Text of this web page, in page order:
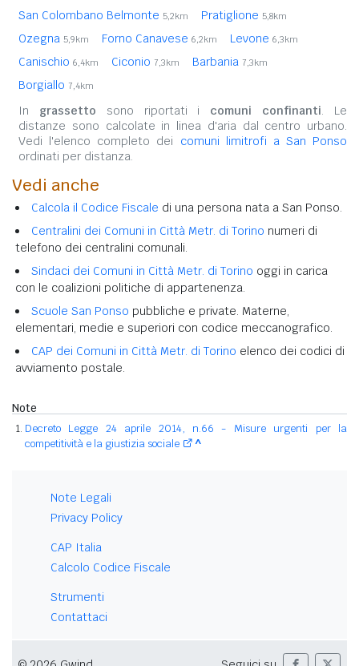
San Colombano Belmonte 5,2km Pratiglione 5,8km
Ozegna 5,9km Forno Canavese 6,2km Levone 6,3km
Canischio 6,4km Ciconio 7,3km Barbania 7,3km
Borgiallo 7,4km
In grassetto sono riportati i comuni confinanti. Le
distanze sono calcolate in linea d'aria dal centro urbano.
Vedi l'elenco completo dei comuni limitrofi a San Ponso
ordinati per distanza.
Vedi anche
Calcola il Codice Fiscale di una persona nata a San Ponso.
Centralini dei Comuni in Città Metr. di Torino numeri di
telefono dei centralini comunali.
Sindaci dei Comuni in Città Metr. di Torino oggi in carica
con le coalizioni politiche di appartenenza.
Scuole San Ponso pubbliche e private. Materne,
elementari, medie e superiori con codice meccanografico.
CAP dei Comuni in Città Metr. di Torino elenco dei codici di
avviamento postale.
Note
Decreto Legge 24 aprile 2014, n.66 - Misure urgenti per la
competitività e la giustizia sociale
^
Note Legali
Privacy Policy
CAP Italia
Calcolo Codice Fiscale
Strumenti
Contattaci